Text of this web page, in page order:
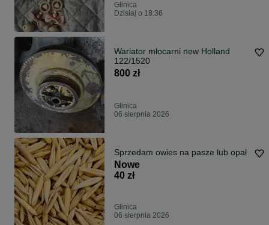
Glinica
Dzisiaj o 18:36
Wariator młocarni new Holland
122/1520
800 zł
Glinica
06 sierpnia 2026
Sprzedam owies na pasze lub opał
Nowe
40 zł
Glinica
06 sierpnia 2026